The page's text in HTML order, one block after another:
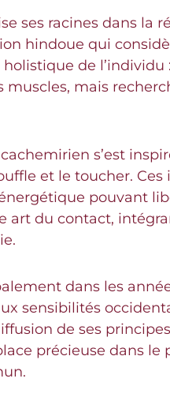
ses racines dans la
hindoue qui
de
muscles, mais
s’est
et le toucher.
pouvant
art du contact,
dans les
sensibilités
de ses
précieuse dans